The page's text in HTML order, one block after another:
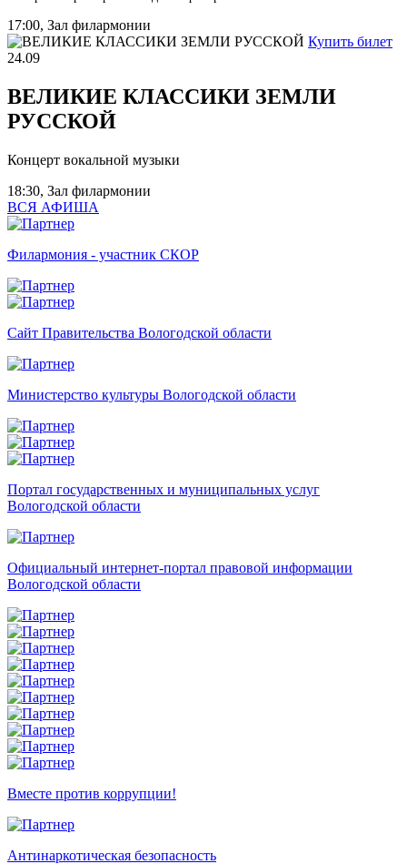
17:00, Зал филармонии
Купить билет
24.09
ВЕЛИКИЕ КЛАССИКИ ЗЕМЛИ
РУССКОЙ
Концерт вокальной музыки
18:30, Зал филармонии
ВСЯ АФИША
Филармония - участник СКОР
Сайт Правительства Вологодской области
Министерство культуры Вологодской области
Портал государственных и муниципальных услуг
Вологодской области
Официальный интернет-портал правовой информации
Вологодской области
Вместе против коррупции!
Антинаркотическая безопасность